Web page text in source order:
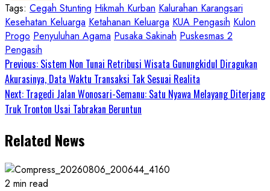
Tags: Cegah Stunting Hikmah Kurban Kalurahan Karangsari
Kesehatan Keluarga Ketahanan Keluarga KUA Pengasih Kulon
Progo Penyuluhan Agama Pusaka Sakinah Puskesmas 2
Pengasih
Continue
Reading
Previous: Sistem Non Tunai Retribusi Wisata Gunungkidul Diragukan
Akurasinya, Data Waktu Transaksi Tak Sesuai Realita
Next: Tragedi Jalan Wonosari-Semanu: Satu Nyawa Melayang Diterjang
Truk Tronton Usai Tabrakan Beruntun
Related News
2 min read